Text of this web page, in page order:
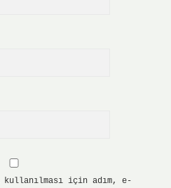
kullanılması için adım, e-